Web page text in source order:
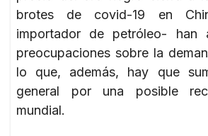
brotes de covid-19 en
importador de petróleo- han
preocupaciones sobre la
lo que, además, hay que
general por una posible
mundial.